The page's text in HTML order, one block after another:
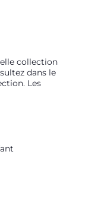
collection
dans le
Les